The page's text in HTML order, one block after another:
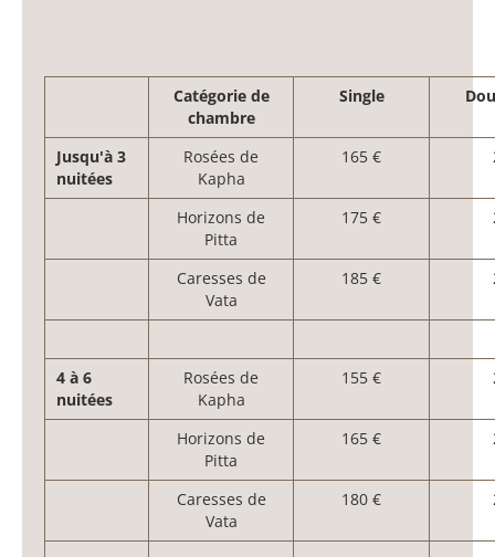
Catégorie de
chambre
Single
Jusqu'à 3
nuitées
Rosées de
Kapha
165 €
Horizons de
Pitta
175 €
Caresses de
Vata
185 €
4 à 6
nuitées
Rosées de
Kapha
155 €
Horizons de
Pitta
165 €
Caresses de
Vata
180 €